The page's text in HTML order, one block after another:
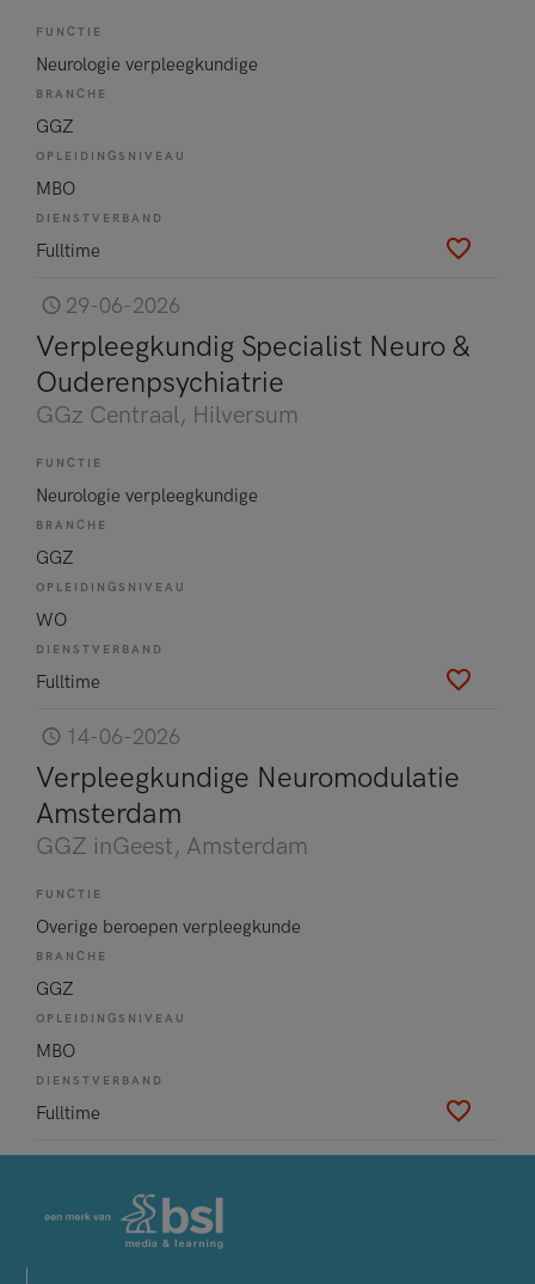
FUNCTIE
Neurologie verpleegkundige
BRANCHE
GGZ
OPLEIDINGSNIVEAU
MBO
DIENSTVERBAND
Fulltime
29-06-2026
Verpleegkundig Specialist Neuro &
Ouderenpsychiatrie
GGz Centraal, Hilversum
FUNCTIE
Neurologie verpleegkundige
BRANCHE
GGZ
OPLEIDINGSNIVEAU
WO
DIENSTVERBAND
Fulltime
14-06-2026
Verpleegkundige Neuromodulatie
Amsterdam
GGZ inGeest, Amsterdam
FUNCTIE
Overige beroepen verpleegkunde
BRANCHE
GGZ
OPLEIDINGSNIVEAU
MBO
DIENSTVERBAND
Fulltime